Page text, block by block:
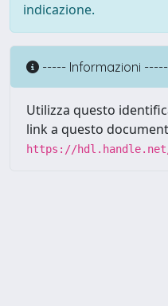
indicazione.
----- Informazioni -----
Utilizza questo
link a questo
https://hdl.handle.net/